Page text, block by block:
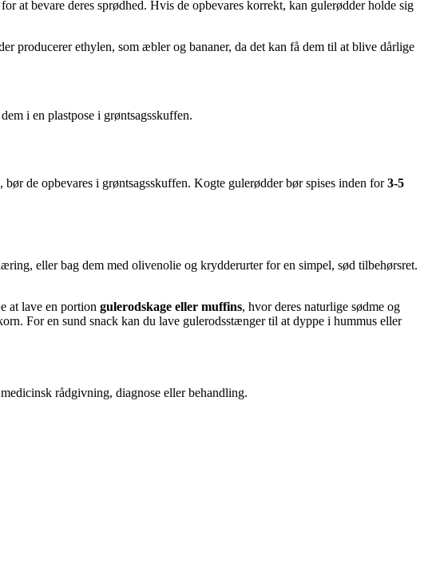
at bevare deres sprødhed. Hvis de opbevares korrekt, kan gulerødder holde sig
producerer ethylen, som æbler og bananer, da det kan få dem til at blive dårlige
i en plastpose i grøntsagsskuffen.
de opbevares i grøntsagsskuffen. Kogte gulerødder bør spises inden for3-5
eller bag dem med olivenolie og krydderurter for en simpel, sød tilbehørsret.
at lave en portion gulerodskage eller muffins, hvor deres naturlige sødme og
For en sund snack kan du lave gulerodsstænger til at dyppe i hummus eller
rådgivning, diagnose eller behandling.